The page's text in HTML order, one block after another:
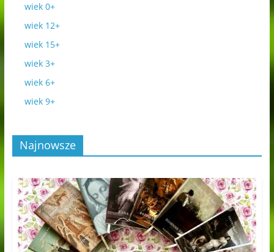
wiek 0+
wiek 12+
wiek 15+
wiek 3+
wiek 6+
wiek 9+
Najnowsze